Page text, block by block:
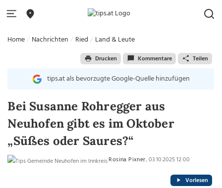
Home Nachrichten Ried Land & Leute
Drucken Kommentare Teilen
tips.at als bevorzugte Google-Quelle hinzufügen
Bei Susanne Rohregger aus
Neuhofen gibt es im Oktober
„Süßes oder Saures?“
Rosina Pixner, 03.10.2025 12:00
Vorlesen